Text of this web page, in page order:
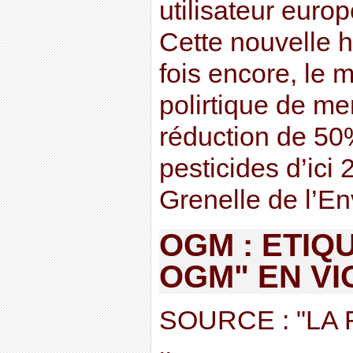
utilisateur
Cette nouvelle
fois encore, le
polirtique de
réduction de
pesticides d’ici
Grenelle de
OGM :
OGM" EN
SOURCE : "LA